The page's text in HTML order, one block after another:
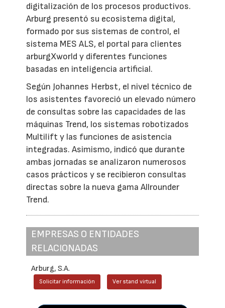
digitalización de los procesos productivos.
Arburg presentó su ecosistema digital,
formado por sus sistemas de control, el
sistema MES ALS, el portal para clientes
arburgXworld y diferentes funciones
basadas en inteligencia artificial.
Según Johannes Herbst, el nivel técnico de
los asistentes favoreció un elevado número
de consultas sobre las capacidades de las
máquinas Trend, los sistemas robotizados
Multilift y las funciones de asistencia
integradas. Asimismo, indicó que durante
ambas jornadas se analizaron numerosos
casos prácticos y se recibieron consultas
directas sobre la nueva gama Allrounder
Trend.
EMPRESAS O ENTIDADES
RELACIONADAS
Arburg, S.A.
Solicitar información Ver stand virtual